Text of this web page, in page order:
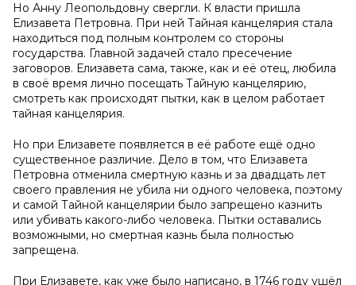
Но Анну Леопольдовну свергли. К власти пришла
Елизавета Петровна. При ней Тайная канцелярия стала
находиться под полным контролем со стороны
государства. Главной задачей стало пресечение
заговоров. Елизавета сама, также, как и её отец, любила
в своё время лично посещать Тайную канцелярию,
смотреть как происходят пытки, как в целом работает
тайная канцелярия.
Но при Елизавете появляется в её работе ещё одно
существенное различие. Дело в том, что Елизавета
Петровна отменила смертную казнь и за двадцать лет
своего правления не убила ни одного человека, поэтому
и самой Тайной канцелярии было запрещено казнить
или убивать какого-либо человека. Пытки оставались
возможными, но смертная казнь была полностью
запрещена.
При Елизавете, как уже было написано, в 1746 году ушёл